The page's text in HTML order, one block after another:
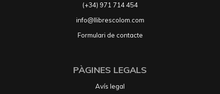
(+34) 971 714 454
info@llibrescolom.com
Formulari de contacte
PÀGINES LEGALS
Avís legal